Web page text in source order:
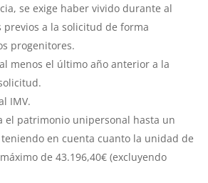
se exige haber vivido durante al
previos a la solicitud de forma
progenitores.
menos el último año anterior a la
IMV.
el patrimonio unipersonal hasta un
en cuenta cuanto la unidad de
de 43.196,40€ (excluyendo